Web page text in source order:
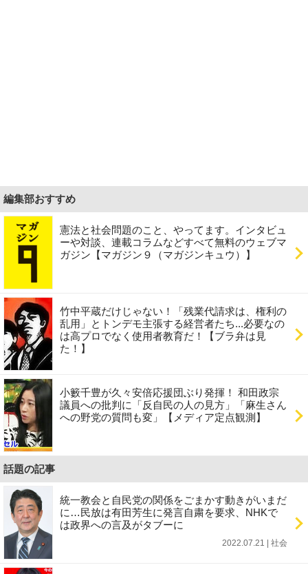
編集部おすすめ
憲法と社会問題のこと、やってます。インタビュ
ーや対談、連載コラムなどすべて無料のウェブマ
ガジン【マガジン９（マガジンキュウ）】
竹中平蔵だけじゃない！「残業代請求は、権利の
乱用」とトンデモ主張する経営者たち...必要なの
は高プロでなく使用者教育だ！【ブラ弁は見
た！】
小籔千豊が久々安倍応援団ぶり発揮！ 和田政宗
議員への批判に「反自民の人の見方」「麻生さん
への野党の質問も変」【メディア定点観測】
話題の記事
統一教会と自民党の関係をごまかす動きがいまだ
に…民放は有田芳生に発言自粛を要求、NHKで
は政界への言及がタブーに
2022.07.21 | 社会